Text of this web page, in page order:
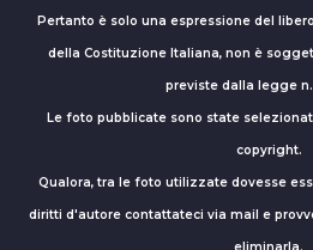
Pertanto è solo una espressione del
della Costituzione Italiana, non è
previste dalla legge n.
Le foto pubblicate sono state
copyright.
Qualora, tra le foto utilizzate dovesse
diritti d'autore contattateci via mail e